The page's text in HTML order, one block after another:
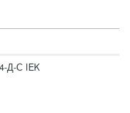
Д-С IEK